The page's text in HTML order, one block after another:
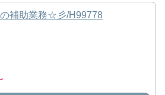
の補助業務☆彡/H99778